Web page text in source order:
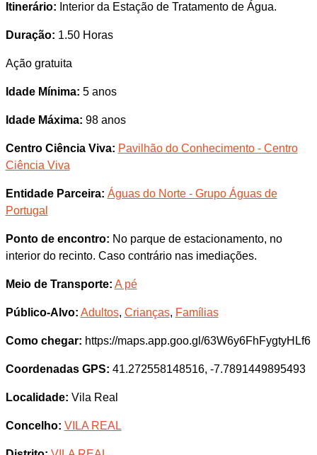
Itinerário: Interior da Estação de Tratamento de Água.
Duração: 1.50 Horas
Ação gratuita
Idade Mínima: 5 anos
Idade Máxima: 98 anos
Centro Ciência Viva: Pavilhão do Conhecimento - Centro
Ciência Viva
Entidade Parceira: Águas do Norte - Grupo Águas de
Portugal
Ponto de encontro: No parque de estacionamento, no
interior do recinto. Caso contrário nas imediações.
Meio de Transporte: A pé
Público-Alvo: Adultos, Crianças, Famílias
Como chegar: https://maps.app.goo.gl/63W6y6FhFygtyHLf6
Coordenadas GPS: 41.272558148516, -7.7891449895493
Localidade: Vila Real
Concelho: VILA REAL